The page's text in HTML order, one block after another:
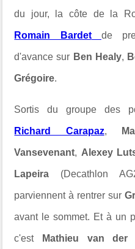
du jour, la côte de la
Romain Bardet de
d'avance sur Ben Healy,
Grégoire.
Sortis du groupe des
Richard Carapaz,
Vansevenant, Alexey
Lapeira (Decathlon
parviennent à rentrer sur
avant le sommet. Et à un
c'est Mathieu van der